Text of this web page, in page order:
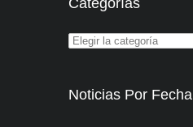
Categorías
Noticias Por Fecha